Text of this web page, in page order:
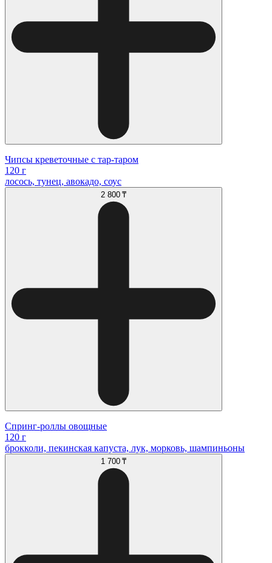
Чипсы креветочные с тар-таром
120 г
лосось, тунец, авокадо, соус
2 800 ₸
Спринг-роллы овощные
120 г
брокколи, пекинская капуста, лук, морковь, шампиньоны
1 700 ₸